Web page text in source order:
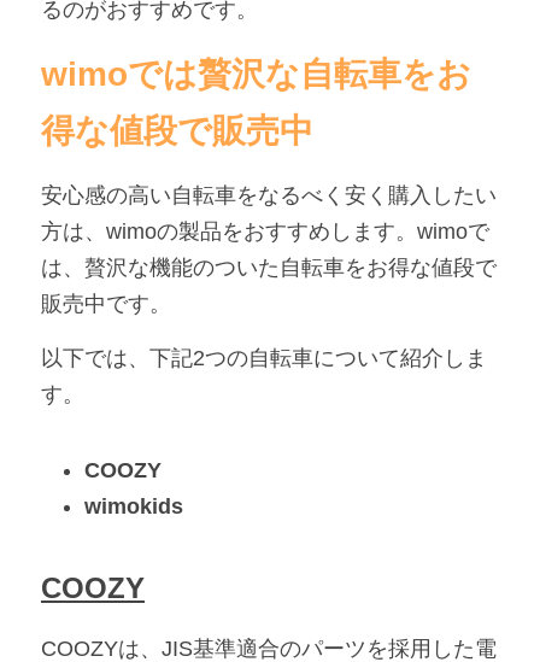
るのがおすすめです。
wimoでは贅沢な自転車をお
得な値段で販売中
安心感の高い自転車をなるべく安く購入したい
方は、wimoの製品をおすすめします。wimoで
は、贅沢な機能のついた自転車をお得な値段で
販売中です。
以下では、下記2つの自転車について紹介しま
す。
COOZY
wimokids
COOZY
COOZYは、JIS基準適合のパーツを採用した電